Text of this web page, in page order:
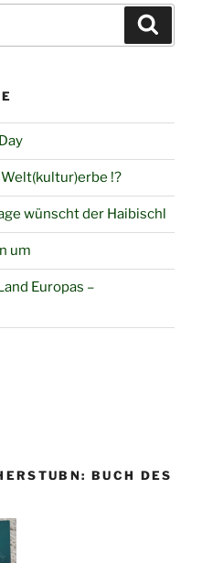
!?
wünscht der Haibischl
um
Europas –
BUCH DES